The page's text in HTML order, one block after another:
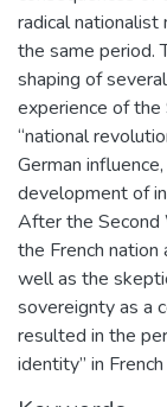
radical nationalist
the same period.
shaping of
experience of
“national
German
development of
After the
the French
well as the
sovereignty as a
resulted in the
identity” in